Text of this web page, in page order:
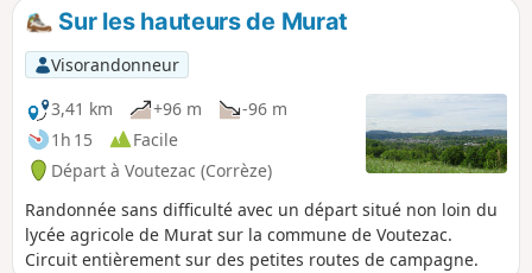
Sur les hauteurs de Murat
Visorandonneur
3,41 km
+96 m
-96 m
1h 15
Facile
Départ à Voutezac (Corrèze)
Randonnée sans difficulté avec un départ situé non loin du
lycée agricole de Murat sur la commune de Voutezac.
Circuit entièrement sur des petites routes de campagne.